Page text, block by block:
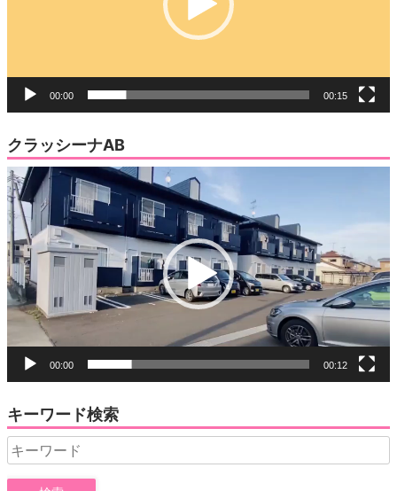
00:00 00:15
クラッシーナAB
動
画
プ
レ
ー
ヤ
ー
00:00 00:12
キーワード検索
Search
for: